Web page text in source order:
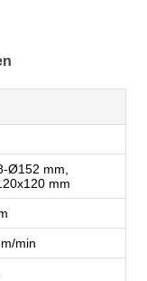
Ø152 mm,
mm
min